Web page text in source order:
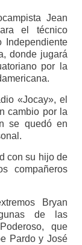
Jean
el técnico
Independiente
donde jugará
por la
«Jocay», el
cambio por la
se quedó en
con su hijo de
compañeros
Bryan
de las
que
Pardo y José